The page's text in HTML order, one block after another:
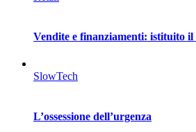
Vendite e finanziamenti: istituito
SlowTech
L’ossessione dell’urgenza